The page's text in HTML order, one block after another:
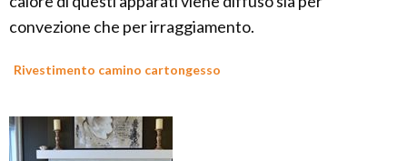
convezione che per irraggiamento.
Rivestimento camino cartongesso